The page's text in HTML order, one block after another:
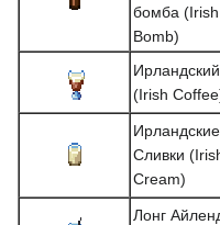
бомба
Bomb)
(Irish
Ирландские
Сливки
Cream)
Лонг